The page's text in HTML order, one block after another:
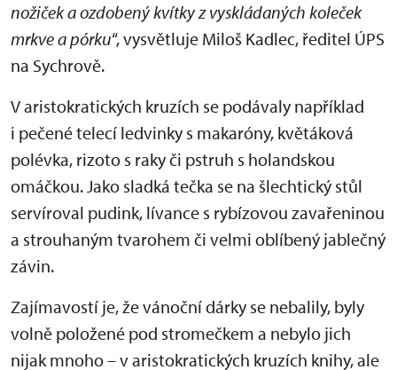
nožiček a ozdobený kvítky z vyskládaných koleček
mrkve a pórku“, vysvětluje Miloš Kadlec, ředitel ÚPS
na Sychrově.
V aristokratických kruzích se podávaly například
i pečené telecí ledvinky s makaróny, květáková
polévka, rizoto s raky či pstruh s holandskou
omáčkou. Jako sladká tečka se na šlechtický stůl
servíroval pudink, lívance s rybízovou zavařeninou
a strouhaným tvarohem či velmi oblíbený jablečný
závin.
Zajímavostí je, že vánoční dárky se nebalily, byly
volně položené pod stromečkem a nebylo jich
nijak mnoho – v aristokratických kruzích knihy, ale